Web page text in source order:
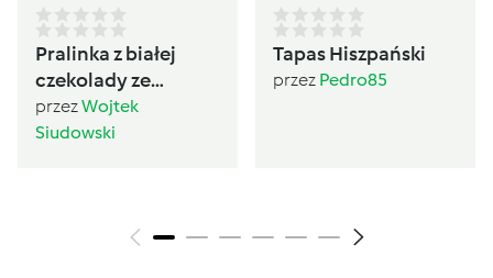
Pralinka z białej
czekolady ze
śledziem, RÓŻOWA
PERŁA BAŁTYKU
przezWojtek
Siudowski
Tapas Hiszpański
przez Pedro85